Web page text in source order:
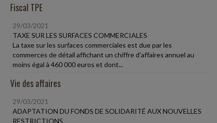
Fiscal TPE
29/03/2021
TAXE SUR LES SURFACES COMMERCIALES
La taxe sur les surfaces commerciales est due par les
commerces de détail affichant un chiffre d'affaires annuel au
moins égal à 460 000 euros et dont...
Vie des affaires
29/03/2021
ADAPTATION DU FONDS DE SOLIDARITÉ AUX NOUVELLES
RESTRICTIONS